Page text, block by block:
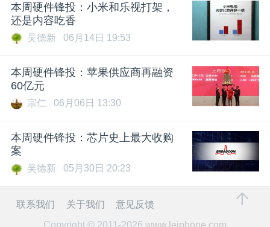
本周硬件锋投：小米和乐视打架，
还是内容吃香
吴德新 06月14日 19:53
本周硬件锋投：苹果供应商再融资
60亿元
宗仁 06月06日 13:30
本周硬件锋投：芯片史上最大收购
案
吴德新 05月30日 20:23
联系我们 关于我们
意见反馈
Copyright © 2011-2026 www.leiphone.com